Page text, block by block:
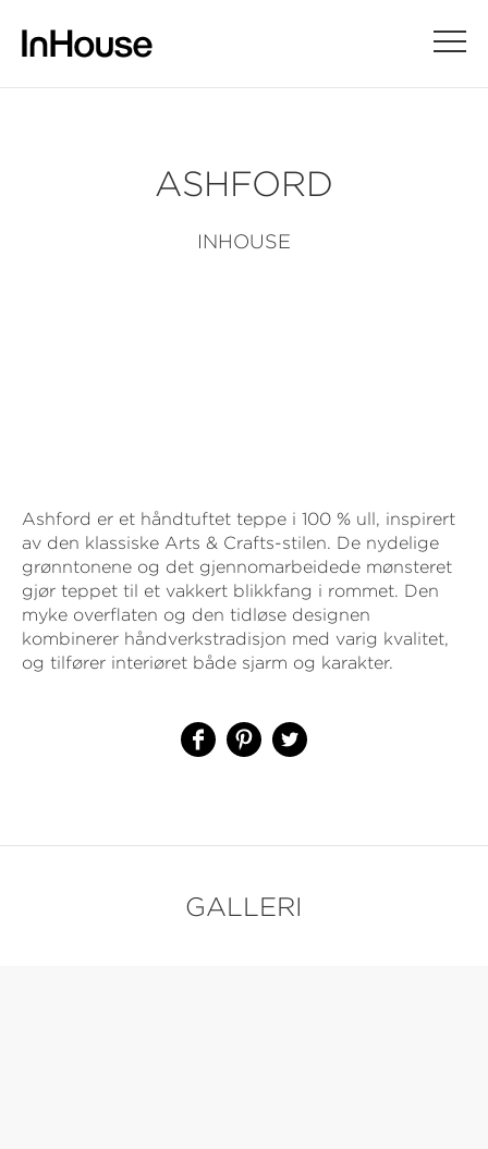
ASHFORD
INHOUSE
Ashford er et håndtuftet teppe i 100 % ull, inspirert
av den klassiske Arts & Crafts-stilen. De nydelige
grønntonene og det gjennomarbeidede mønsteret
gjør teppet til et vakkert blikkfang i rommet. Den
myke overflaten og den tidløse designen
kombinerer håndverkstradisjon med varig kvalitet,
og tilfører interiøret både sjarm og karakter.
GALLERI